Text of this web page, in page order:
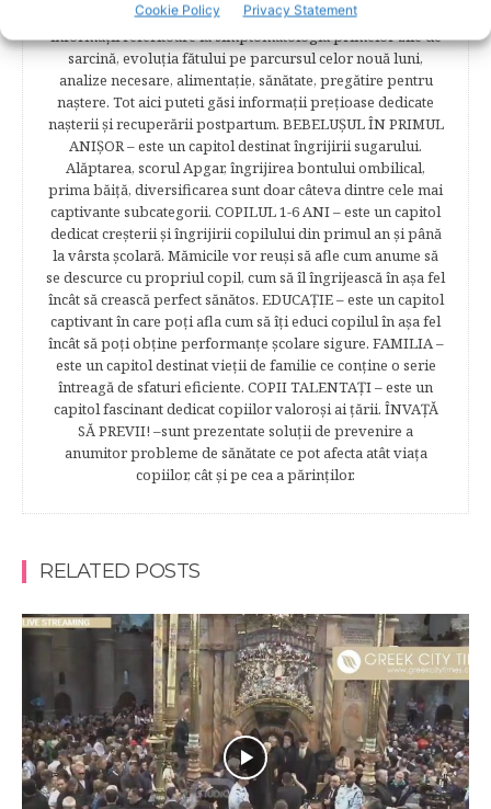
Cookie Policy Privacy Statement
destinat celor 9 luni de viaţă intrauterină. Vor fi prezentate
informaţii referitoare la simptomatologia primelor zile de
sarcină, evoluţia fătului pe parcursul celor nouă luni,
analize necesare, alimentaţie, sănătate, pregătire pentru
naştere. Tot aici puteti găsi informaţii preţioase dedicate
naşterii şi recuperării postpartum. BEBELUŞUL ÎN PRIMUL
ANIŞOR – este un capitol destinat îngrijirii sugarului.
Alăptarea, scorul Apgar, îngrijirea bontului ombilical,
prima băiţă, diversificarea sunt doar câteva dintre cele mai
captivante subcategorii. COPILUL 1-6 ANI – este un capitol
dedicat creşterii şi îngrijirii copilului din primul an şi până
la vârsta şcolară. Mămicile vor reuşi să afle cum anume să
se descurce cu propriul copil, cum să îl îngrijească în aşa fel
încât să crească perfect sănătos. EDUCAŢIE – este un capitol
captivant în care poţi afla cum să îţi educi copilul în aşa fel
încât să poţi obţine performanţe şcolare sigure. FAMILIA –
este un capitol destinat vieţii de familie ce conţine o serie
întreagă de sfaturi eficiente. COPII TALENTAŢI – este un
capitol fascinant dedicat copiilor valoroși ai țării. ÎNVAŢĂ
SĂ PREVII! –sunt prezentate soluţii de prevenire a
anumitor probleme de sănătate ce pot afecta atât viaţa
copiilor, cât şi pe cea a părinţilor.
RELATED POSTS